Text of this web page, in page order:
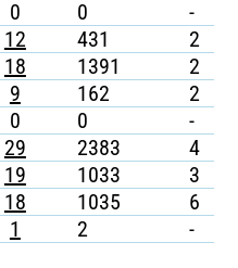
0 0 -
12 431 2
18 1391 2
9 162 2
0 0 -
29 2383 4
19 1033 3
18 1035 6
1 2 -